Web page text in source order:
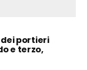
portieri
e terzo,